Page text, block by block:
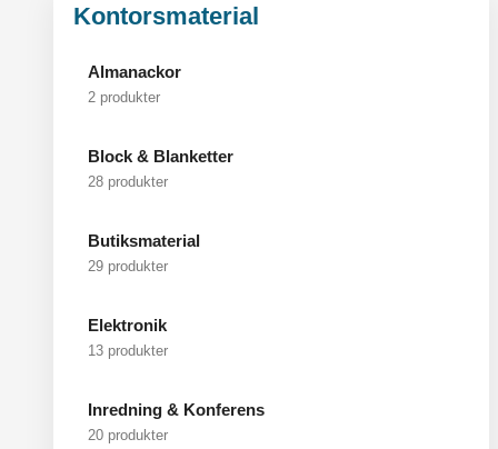
Kontorsmaterial
Almanackor
2 produkter
Block & Blanketter
28 produkter
Butiksmaterial
29 produkter
Elektronik
13 produkter
Inredning & Konferens
20 produkter